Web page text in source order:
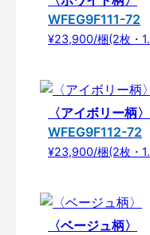
WFEG9F111-72
¥23,900/梱(2枚・
〈アイボリー柄〉
WFEG9F112-72
¥23,900/梱(2枚・
〈ベージュ柄〉